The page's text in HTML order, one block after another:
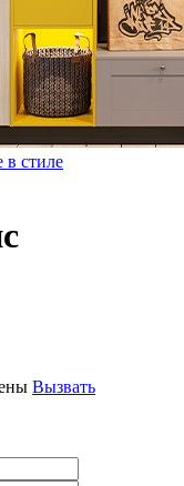
стиле
Вызвать